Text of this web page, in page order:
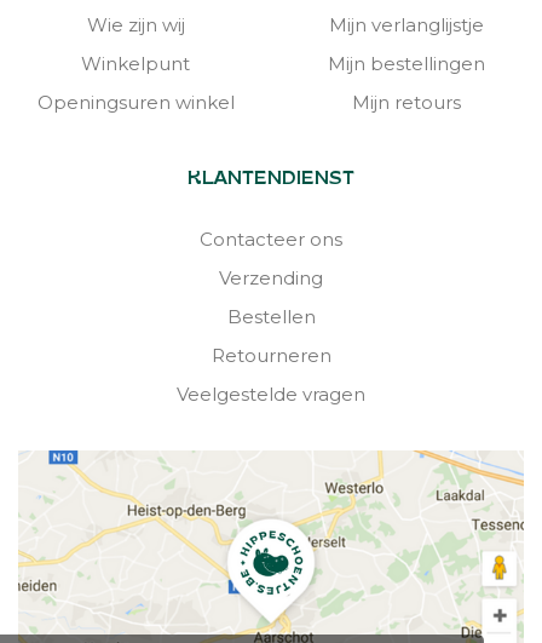
Wie zijn wij
Winkelpunt
Openingsuren winkel
Mijn verlanglijstje
Mijn bestellingen
Mijn retours
KLANTENDIENST
Contacteer ons
Verzending
Bestellen
Retourneren
Veelgestelde vragen